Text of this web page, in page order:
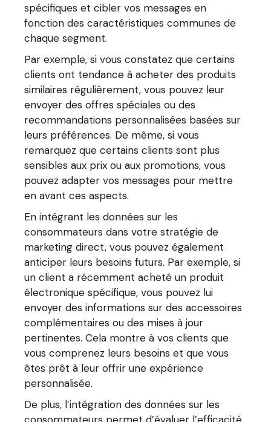
spécifiques et cibler vos messages en
fonction des caractéristiques communes de
chaque segment.
Par exemple, si vous constatez que certains
clients ont tendance à acheter des produits
similaires régulièrement, vous pouvez leur
envoyer des offres spéciales ou des
recommandations personnalisées basées sur
leurs préférences. De même, si vous
remarquez que certains clients sont plus
sensibles aux prix ou aux promotions, vous
pouvez adapter vos messages pour mettre
en avant ces aspects.
En intégrant les données sur les
consommateurs dans votre stratégie de
marketing direct, vous pouvez également
anticiper leurs besoins futurs. Par exemple, si
un client a récemment acheté un produit
électronique spécifique, vous pouvez lui
envoyer des informations sur des accessoires
complémentaires ou des mises à jour
pertinentes. Cela montre à vos clients que
vous comprenez leurs besoins et que vous
êtes prêt à leur offrir une expérience
personnalisée.
De plus, l’intégration des données sur les
consommateurs permet d’évaluer l’efficacité